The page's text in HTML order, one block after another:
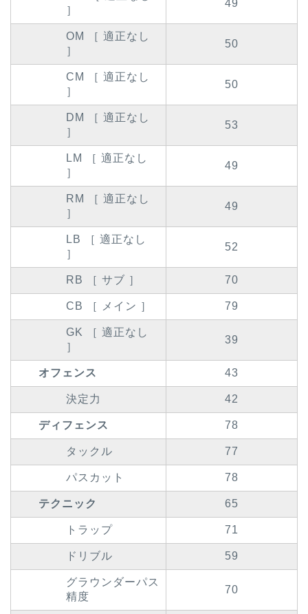
］
49
OM ［ 適正なし
］
50
CM ［ 適正なし
］
50
DM ［ 適正なし
］
53
LM ［ 適正なし
］
49
RM ［ 適正なし
］
49
LB ［ 適正なし
］
52
RB ［ サブ ］ 70
CB ［ メイン ］ 79
GK ［ 適正なし
］
39
オフェンス 43
決定力 42
ディフェンス 78
タックル 77
パスカット 78
テクニック 65
トラップ 71
ドリブル 59
グラウンダーパス
精度
70